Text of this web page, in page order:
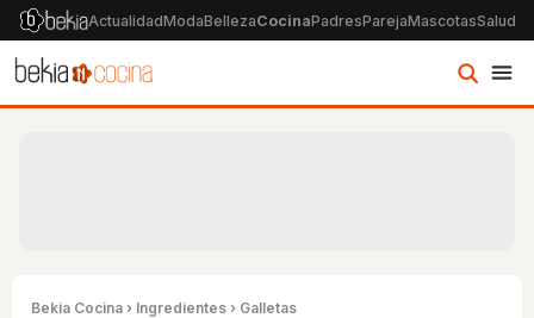
ActualidadModaBellezaCocinaPadresParejaMascotasSalud
Bekia Cocina › Ingredientes › Galletas